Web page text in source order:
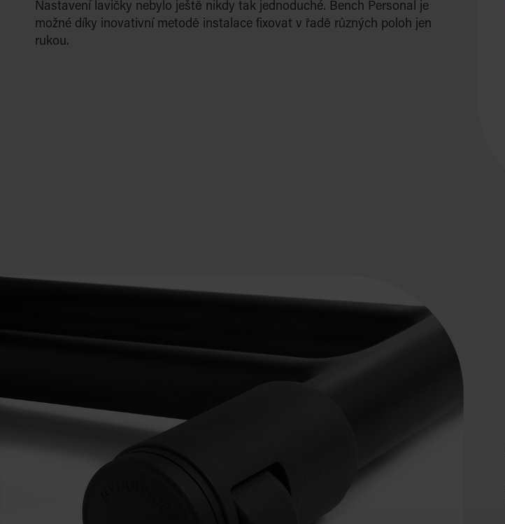
Nastavení lavičky nebylo ještě nikdy tak jednoduché. Bench Personal je
možné díky inovativní metodě instalace fixovat v řadě různých poloh jen
rukou.